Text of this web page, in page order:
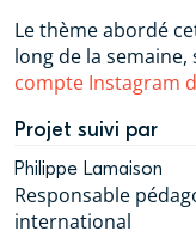
Le thème abordé
long de la
compte Instagram
Projet suivi par
Philippe Lamaison
Responsable
international